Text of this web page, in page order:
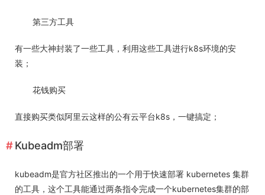
第三方工具
有一些大神封装了一些工具，利用这些工具进行k8s环境的安
装；
花钱购买
直接购买类似阿里云这样的公有云平台k8s，一键搞定；
Kubeadm部署
kubeadm是官方社区推出的一个用于快速部署 kubernetes 集群
的工具，这个工具能通过两条指令完成一个kubernetes集群的部